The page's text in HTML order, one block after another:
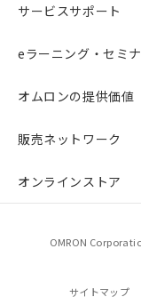
サービスサポート
eラーニング・セミナ
オムロンの提供価値
販売ネットワーク
オンラインストア
OMRON
サイトマップ